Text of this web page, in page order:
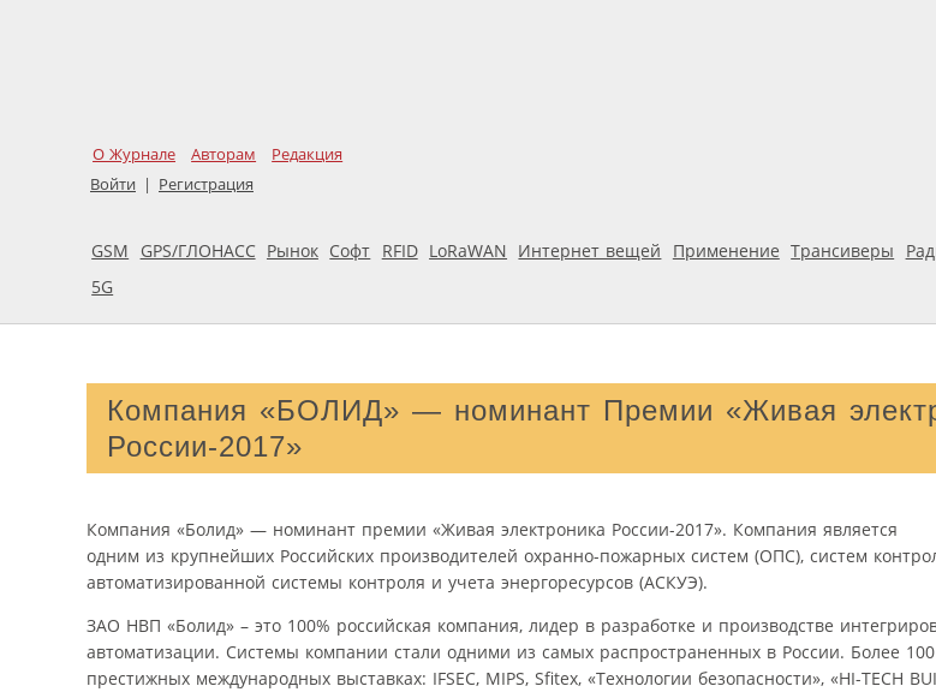
О Журнале Авторам
Редакция
Войти | Регистрация
GSM GPS/ГЛОНАСС Рынок Софт RFID LoRaWAN Интернет вещей Применение Трансиверы
5G
Компания «БОЛИД» — номинант Премии «Живая
России-2017»
Компания «Болид» — номинант премии «Живая электроника России-2017». Компания является
одним из крупнейших Российских производителей охранно-пожарных систем (ОПС), систем
автоматизированной системы контроля и учета энергоресурсов (АСКУЭ).
ЗАО НВП «Болид» – это 100% российская компания, лидер в разработке и производстве
автоматизации. Системы компании стали одними из самых распространенных в России. Более
престижных международных выставках: IFSEC, MIPS, Sfitex, «Технологии безопасности», «HI-TECH